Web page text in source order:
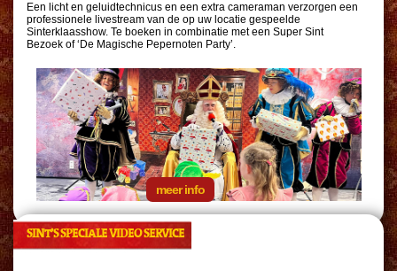
Een licht en geluidtechnicus en een extra cameraman verzorgen een
professionele livestream van de op uw locatie gespeelde
Sinterklaasshow. Te boeken in combinatie met een Super Sint
Bezoek of ‘De Magische Pepernoten Party’.
meer info
SINT’S SPECIALE VIDEO SERVICE